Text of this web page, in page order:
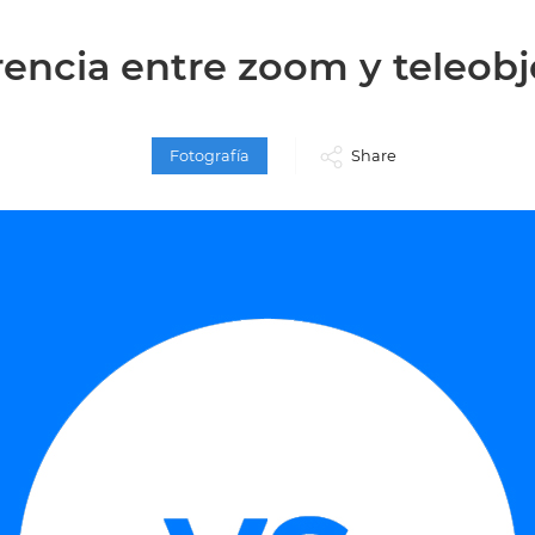
entre zoom y
Fotografía Share